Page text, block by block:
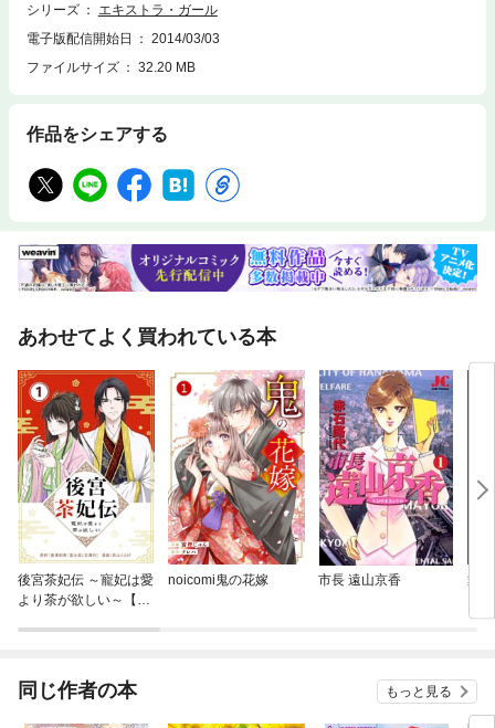
シリーズ
エキストラ・ガール
電子版配信開始日
2014/03/03
ファイルサイズ
32.20 MB
作品をシェアする
あわせてよく買われている本
後宮茶妃伝 ～寵妃は愛
より茶が欲しい～【単
noicomi鬼の花嫁 市長 遠山京香
舞
同じ作者の本 もっと見る